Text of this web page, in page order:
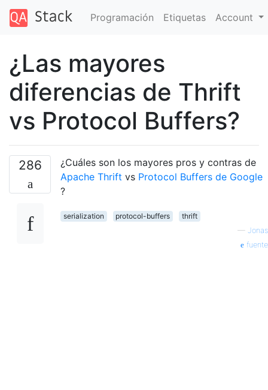
Programación Etiquetas Account
¿Las mayores
diferencias de Thrift
vs Protocol Buffers?
286
¿Cuáles son los mayores pros y contras de
Apache Thrift vs Protocol Buffers de Google
?
serialization protocol-buffers
thrift
— Jonas
fuente